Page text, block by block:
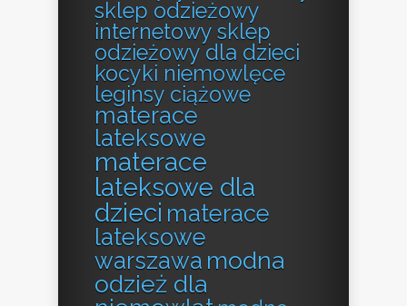
sklep odzieżowy
internetowy sklep
odzieżowy dla dzieci
kocyki niemowlęce
leginsy ciążowe
materace
lateksowe
materace
lateksowe dla
dzieci materace
lateksowe
warszawa modna
odzież dla